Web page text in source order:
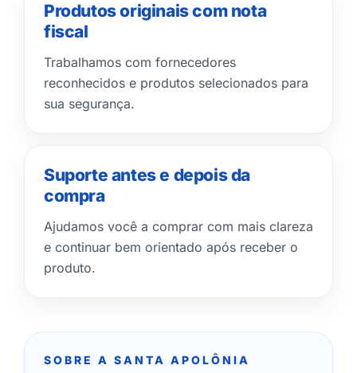
Produtos originais com nota
fiscal
Trabalhamos com fornecedores
reconhecidos e produtos selecionados para
sua segurança.
Suporte antes e depois da
compra
Ajudamos você a comprar com mais clareza
e continuar bem orientado após receber o
produto.
SOBRE A SANTA APOLÔNIA